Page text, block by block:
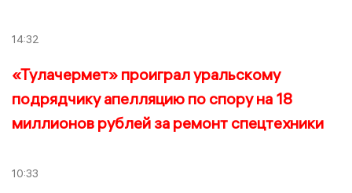
14:32
«Тулачермет» проиграл уральскому
подрядчику апелляцию по спору на 18
миллионов рублей за ремонт спецтехники
10:33